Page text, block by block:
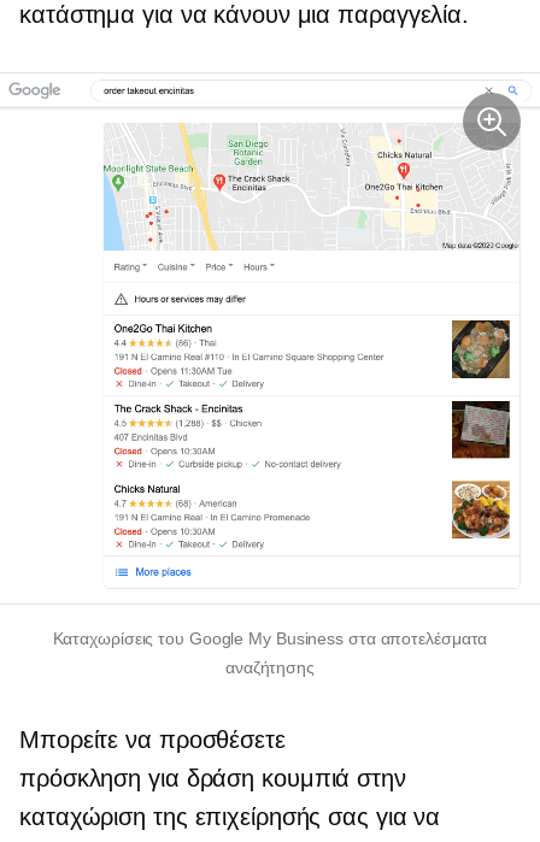
κατάστημα για να κάνουν μια παραγγελία.
Καταχωρίσεις του Google My Business στα αποτελέσματα
αναζήτησης
Μπορείτε να προσθέσετε
πρόσκληση για δράση κουμπιά στην
καταχώριση της επιχείρησής σας για να